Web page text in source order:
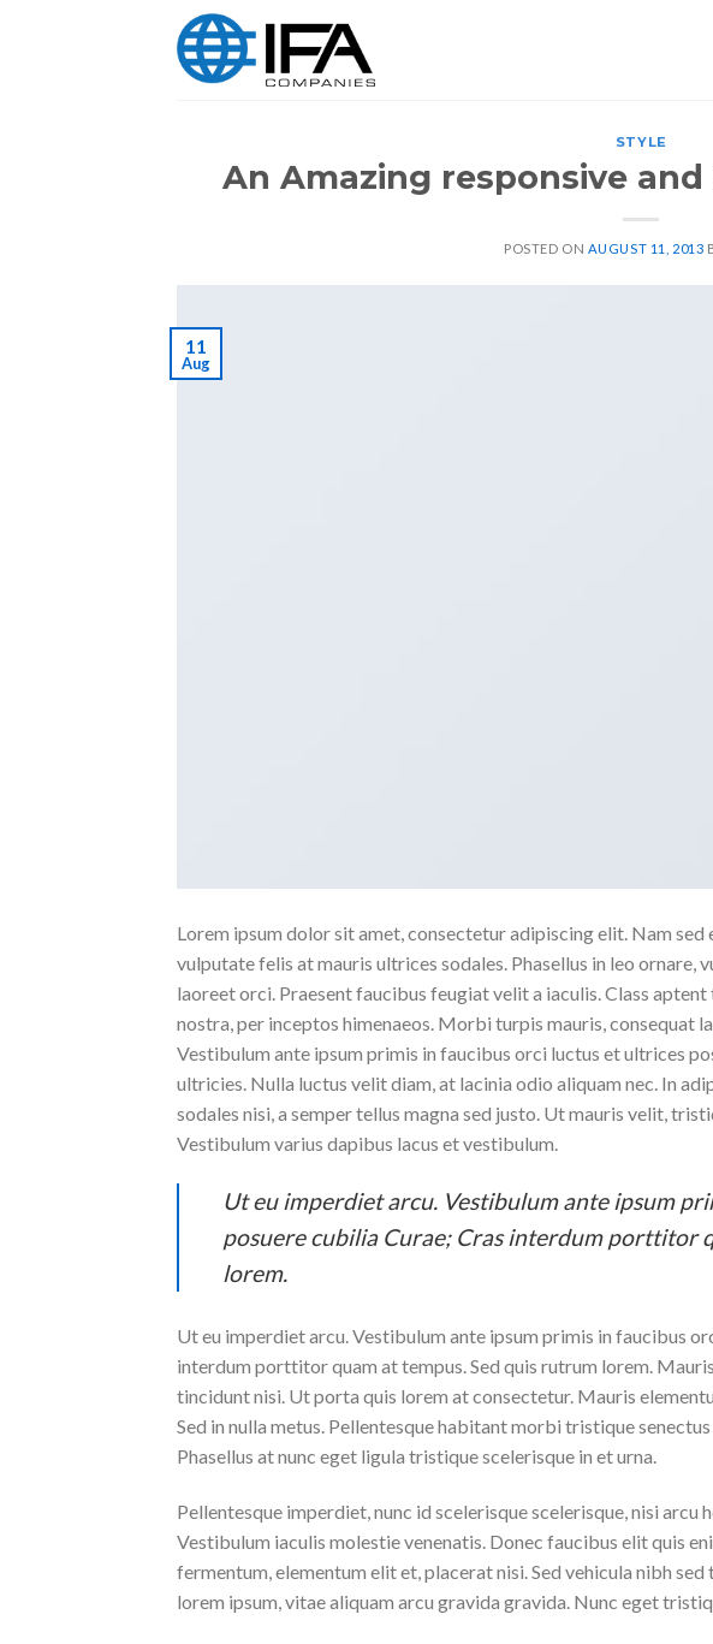
STYLE
An Amazing responsive
POSTED ON AUGUST 11, 2013
11
Aug
Lorem ipsum dolor sit amet, consectetur adipiscing elit. Nam
vulputate felis at mauris ultrices sodales. Phasellus in leo ornare,
laoreet orci. Praesent faucibus feugiat velit a iaculis. Class
nostra, per inceptos himenaeos. Morbi turpis mauris, consequat
Vestibulum ante ipsum primis in faucibus orci luctus et ultrices
ultricies. Nulla luctus velit diam, at lacinia odio aliquam nec. In
sodales nisi, a semper tellus magna sed justo. Ut mauris velit,
Vestibulum varius dapibus lacus et vestibulum.
Ut eu imperdiet arcu. Vestibulum ante ipsum
posuere cubilia Curae; Cras interdum porttitor
lorem.
Ut eu imperdiet arcu. Vestibulum ante ipsum primis in faucibus
interdum porttitor quam at tempus. Sed quis rutrum lorem.
tincidunt nisi. Ut porta quis lorem at consectetur. Mauris
Sed in nulla metus. Pellentesque habitant morbi tristique
Phasellus at nunc eget ligula tristique scelerisque in et urna.
Pellentesque imperdiet, nunc id scelerisque scelerisque, nisi arcu
Vestibulum iaculis molestie venenatis. Donec faucibus elit quis
fermentum, elementum elit et, placerat nisi. Sed vehicula nibh
lorem ipsum, vitae aliquam arcu gravida gravida. Nunc eget